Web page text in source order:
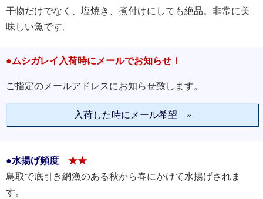
干物だけでなく、塩焼き、煮付けにしても絶品。非常に美
味しい魚です。
●ムシガレイ入荷時にメールでお知らせ！
ご指定のメールアドレスにお知らせ致します。
入荷した時にメール希望 »
●水揚げ頻度
★★
鳥取で底引き網漁のある秋から春にかけて水揚げされま
す。